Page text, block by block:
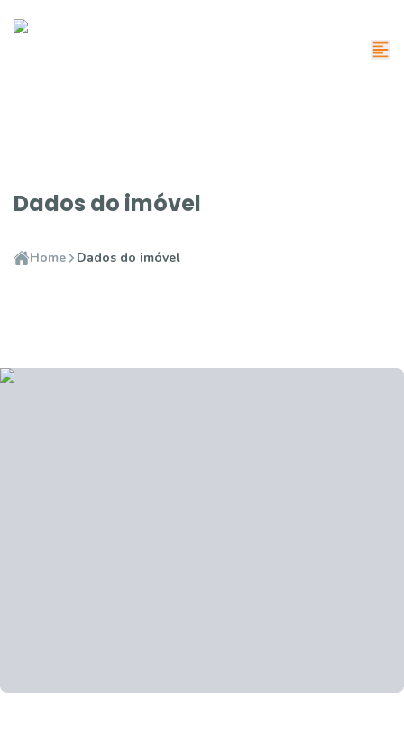
Dados do imóvel
Home Dados do imóvel